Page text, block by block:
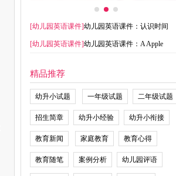
[幼儿园英语课件]幼儿园英语课件：认识时间
[幼儿园英语课件]幼儿园英语课件：A Apple
精品推荐
幼升小试题 一年级试题 二年级试题
招生简章 幼升小经验 幼升小衔接
教育新闻 家庭教育 教育心得
教育随笔 案例分析 幼儿园评语